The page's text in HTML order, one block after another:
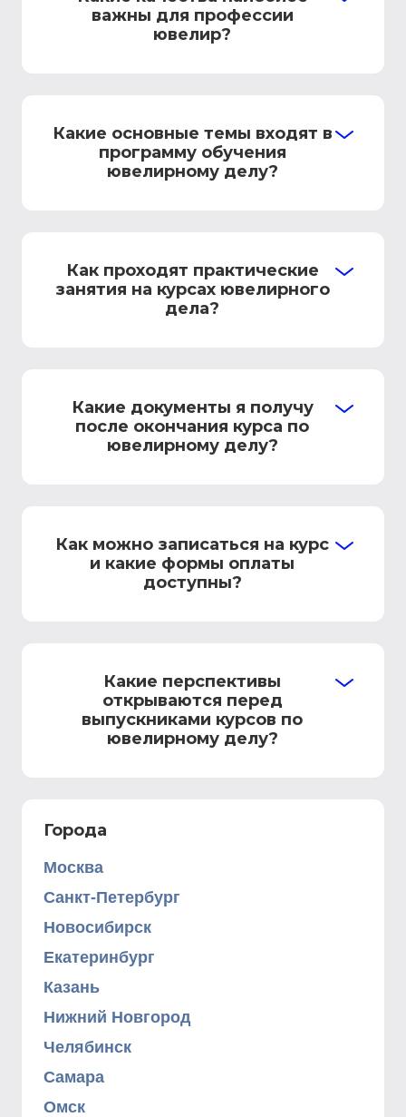
важны для профессии
ювелир?
Какие основные темы входят в
программу обучения
ювелирному делу?
Как проходят практические
занятия на курсах ювелирного
дела?
Какие документы я получу
после окончания курса по
ювелирному делу?
Как можно записаться на курс
и какие формы оплаты
доступны?
Какие перспективы
открываются перед
выпускниками курсов по
ювелирному делу?
Города
Москва
Санкт-Петербург
Новосибирск
Екатеринбург
Казань
Нижний Новгород
Челябинск
Самара
Омск